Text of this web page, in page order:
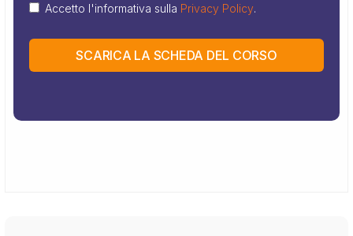
Accetto l'informativa sulla Privacy Policy.
SCARICA LA SCHEDA DEL CORSO